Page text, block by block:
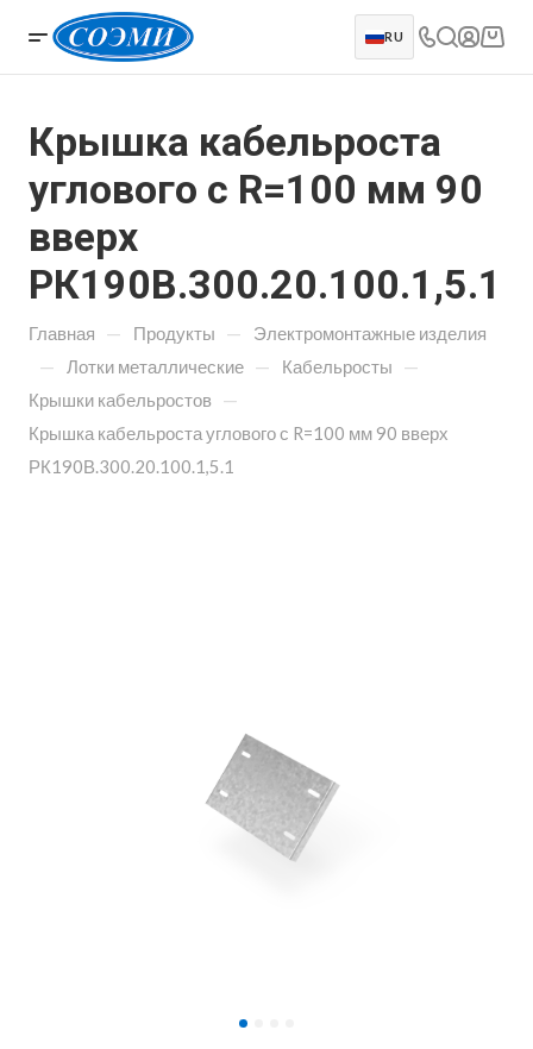
RU
Крышка кабельроста
углового с R=100 мм 90
вверх
РК190В.300.20.100.1,5.1
Главная — Продукты — Электромонтажные изделия
— Лотки металлические — Кабельросты —
Крышки кабельростов —
Крышка кабельроста углового с R=100 мм 90 вверх
РК190В.300.20.100.1,5.1